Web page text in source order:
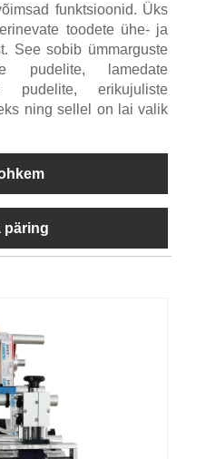
funktsioonid. Üks
toodete ühe- ja
See sobib ümmarguste
pudelite, lamedate
pudelite, erikujuliste
ning sellel on lai valik
päring